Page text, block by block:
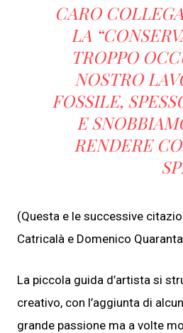
CARO
LA
TROPPO
NOSTRO
FOSSILE,
E
RENDERE
(Questa e le successive
Catricalà e Domenico
La piccola guida d’artista si
creativo, con l’aggiunta di
grande passione ma a volte